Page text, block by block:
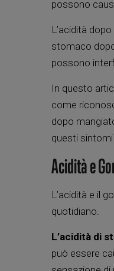
possono
L’acidità
stomaco
possono
In questo
come
dopo
questi
Acidità e
L’acidità e il
quotidiano.
L’acidità di
può essere